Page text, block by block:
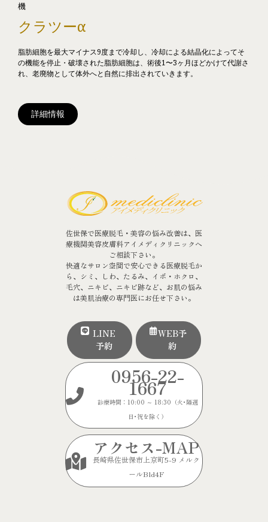
機
クラツーα
脂肪細胞を最大マイナス9度まで冷却し、冷却による結晶化によってそ
の機能を停止・破壊された脂肪細胞は、術後1〜3ヶ月ほどかけて代謝さ
れ、老廃物として体外へと自然に排出されていきます。
詳細情報
佐世保で医療脱毛・美容の悩み改善は、医
療機関美容皮膚科アイメディクリニックへ
ご相談下さい。
快適なサロン空間で安心できる医療脱毛か
ら、シミ、しわ、たるみ、イボ・ホクロ、
毛穴、ニキビ、ニキビ跡など、お肌の悩み
は美肌治療の専門医にお任せ下さい。
LINE
予約
WEB予
約
0956-22-
1667
診療時間：10:00 ～ 18:30（火･隔週
日･祝を除く）
アクセス-MAP
長崎県佐世保市上京町5-9 メルク
ールBld4F